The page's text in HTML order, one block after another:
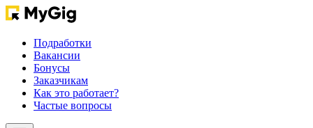
Подработки
Вакансии
Бонусы
Заказчикам
Как это работает?
Частые вопросы